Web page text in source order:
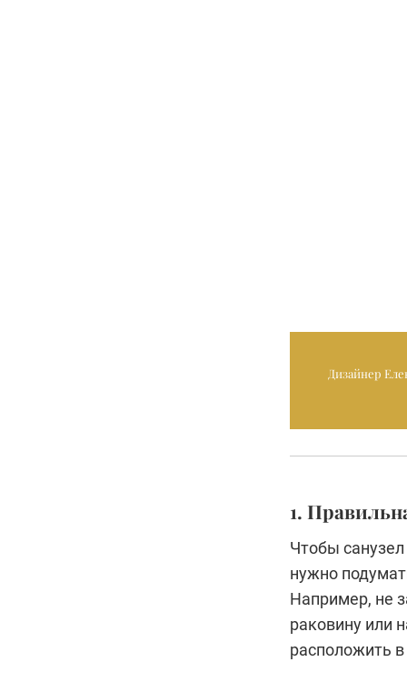
Дизайнер
1.
Чтобы
нужно
Например, не
раковину или
расположить